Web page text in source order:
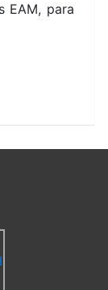
EAM, para